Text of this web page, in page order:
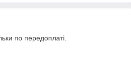
по передоплаті.